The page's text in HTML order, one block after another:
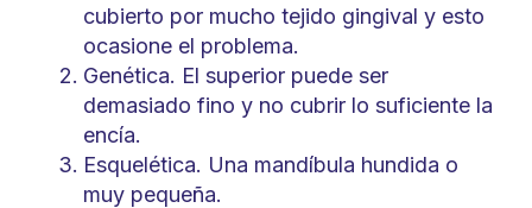
cubierto por mucho tejido gingival y esto
ocasione el problema.
Genética. El superior puede ser
demasiado fino y no cubrir lo suficiente la
encía.
Esquelética. Una mandíbula hundida o
muy pequeña.